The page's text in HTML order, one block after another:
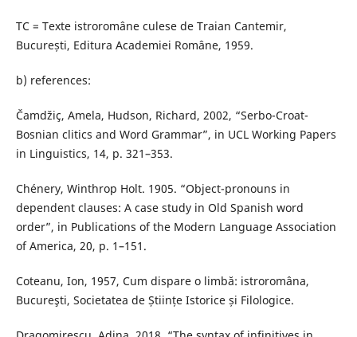
TC = Texte istroromâne culese de Traian Cantemir,
București, Editura Academiei Române, 1959.
b) references:
Čamdžiç, Amela, Hudson, Richard, 2002, “Serbo-Croat-
Bosnian clitics and Word Grammar”, in UCL Working Papers
in Linguistics, 14, p. 321–353.
Chénery, Winthrop Holt. 1905. “Object-pronouns in
dependent clauses: A case study in Old Spanish word
order”, in Publications of the Modern Language Association
of America, 20, p. 1–151.
Coteanu, Ion, 1957, Cum dispare o limbă: istroromâna,
Bucureşti, Societatea de Științe Istorice și Filologice.